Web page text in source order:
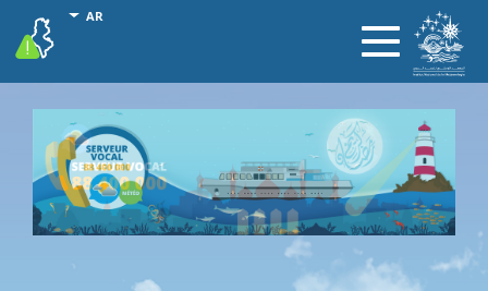
تجاوز
المحتوى
Toggle
navigation
AR
actions
vigilance